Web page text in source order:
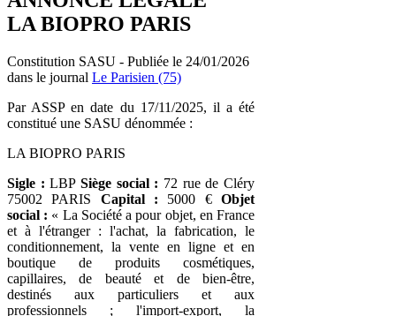
LA BIOPRO PARIS
Constitution SASU - Publiée le 24/01/2026
dans le journal Le Parisien (75)
Par ASSP en date du 17/11/2025, il a été
constitué une SASU dénommée :
LA BIOPRO PARIS
Sigle : LBPSiège social : 72 rue de Cléry
75002 PARIS Capital : 5000 €Objet
social : « La Société a pour objet, en France
et à l'étranger : l'achat, la fabrication, le
conditionnement, la vente en ligne et en
boutique de produits cosmétiques,
capillaires, de beauté et de bien-être,
destinés aux particuliers et aux
professionnels ; l'import-export, la